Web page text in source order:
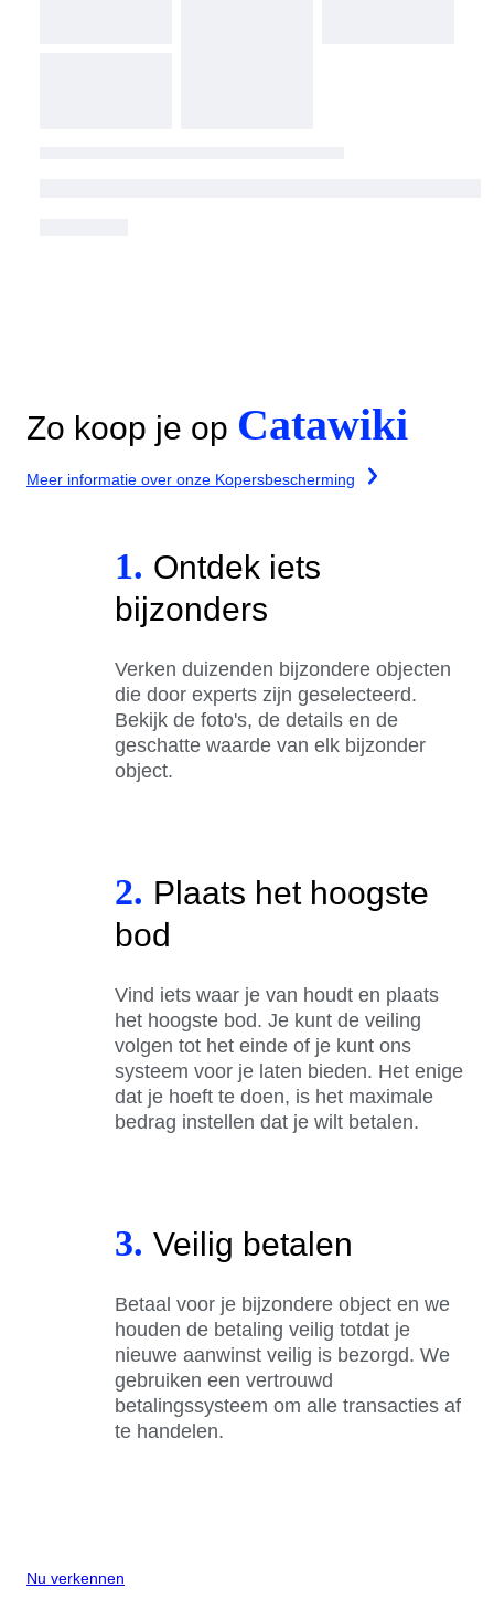
Zo koop je op Catawiki
Meer informatie over onze Kopersbescherming
1. Ontdek iets
bijzonders
Verken duizenden bijzondere objecten
die door experts zijn geselecteerd.
Bekijk de foto's, de details en de
geschatte waarde van elk bijzonder
object.
2. Plaats het hoogste
bod
Vind iets waar je van houdt en plaats
het hoogste bod. Je kunt de veiling
volgen tot het einde of je kunt ons
systeem voor je laten bieden. Het enige
dat je hoeft te doen, is het maximale
bedrag instellen dat je wilt betalen.
3. Veilig betalen
Betaal voor je bijzondere object en we
houden de betaling veilig totdat je
nieuwe aanwinst veilig is bezorgd. We
gebruiken een vertrouwd
betalingssysteem om alle transacties af
te handelen.
Nu verkennen